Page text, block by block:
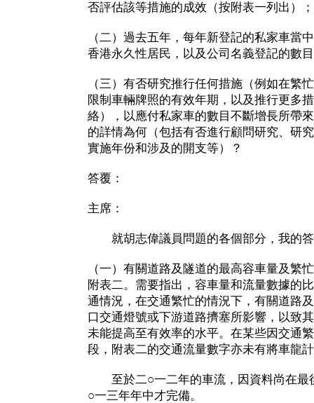
否評估該等措施的成效（按附表一列出）；
（二）過去五年，每年新登記的私家車當
香港永久性居民，以及公司名義登記的數
（三）有否研究推行任何措施（例如在繁
限制車輛牌照的有效年期，以及推行更多
絡），以應付私家車的數目不斷增長所帶
的詳情為何（包括有否進行顧問研究、研
實施年份和涉及的開支等）？
答覆：
主席：
就胡志偉議員問題的各個部分，我的答
（一）有關道路及隧道的最高容車量及繁
附表二。需要指出，容車量和流量數據的
通情況，在交通繁忙的情況下，有關道路
口交通燈號或下游道路擠塞所影響，以致
未能提高至有效率的水平。在某些因交通
段，附表二的交通流量數字亦未有將車龍
至於二○一二年的車流，因資料尚在最
○一三年年中才完備。